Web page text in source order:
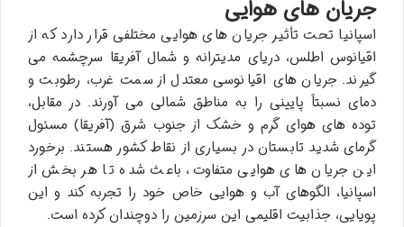
جریان های هوایی
اسپانیا تحت تأثیر جریان های هوایی مختلفی قرار دارد که از
اقیانوس اطلس، دریای مدیترانه و شمال آفریقا سرچشمه می
گیرند. جریان های اقیانوسی معتدل از سمت غرب، رطوبت و
دمای نسبتاً پایینی را به مناطق شمالی می آورند. در مقابل،
توده های هوای گرم و خشک از جنوب شرق (آفریقا) مسئول
گرمای شدید تابستان در بسیاری از نقاط کشور هستند. برخورد
این جریان های هوایی متفاوت، باعث شده تا هر بخش از
اسپانیا، الگوهای آب و هوایی خاص خود را تجربه کند و این
پویایی، جذابیت اقلیمی این سرزمین را دوچندان کرده است.